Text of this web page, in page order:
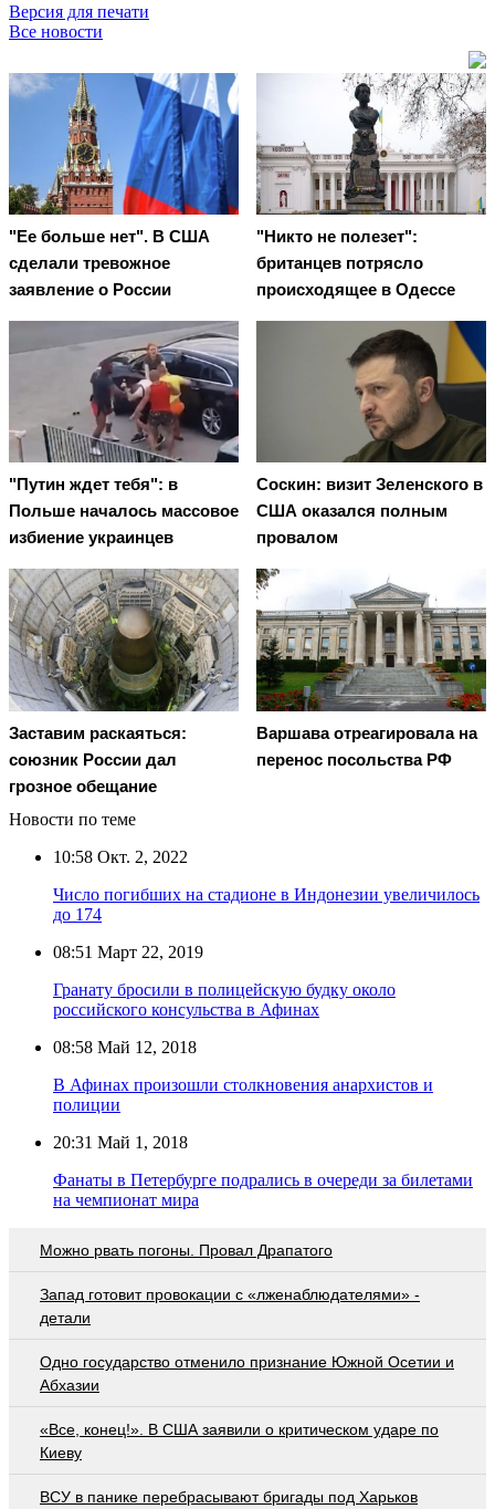
Версия для печати
Все новости
"Ее больше нет". В США
сделали тревожное
заявление о России
"Никто не полезет":
британцев потрясло
происходящее в Одессе
"Путин ждет тебя": в
Польше началось массовое
избиение украинцев
Соскин: визит Зеленского в
США оказался полным
провалом
Заставим раскаяться:
союзник России дал
грозное обещание
Варшава отреагировала на
перенос посольства РФ
Новости по теме
10:58 Окт. 2, 2022
Число погибших на стадионе в Индонезии увеличилось
до 174
08:51 Март 22, 2019
Гранату бросили в полицейскую будку около
российского консульства в Афинах
08:58 Май 12, 2018
В Афинах произошли столкновения анархистов и
полиции
20:31 Май 1, 2018
Фанаты в Петербурге подрались в очереди за билетами
на чемпионат мира
Можно рвать погоны. Провал Драпатого
Запад готовит провокации с «лженаблюдателями» -
детали
Одно государство отменило признание Южной Осетии и
Абхазии
«Все, конец!». В США заявили о критическом ударе по
Киеву
ВСУ в панике перебрасывают бригады под Харьков